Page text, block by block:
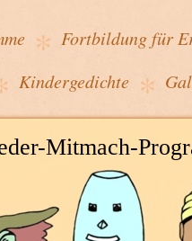
Fortbildung für
Kindergedichte
Mitmach-